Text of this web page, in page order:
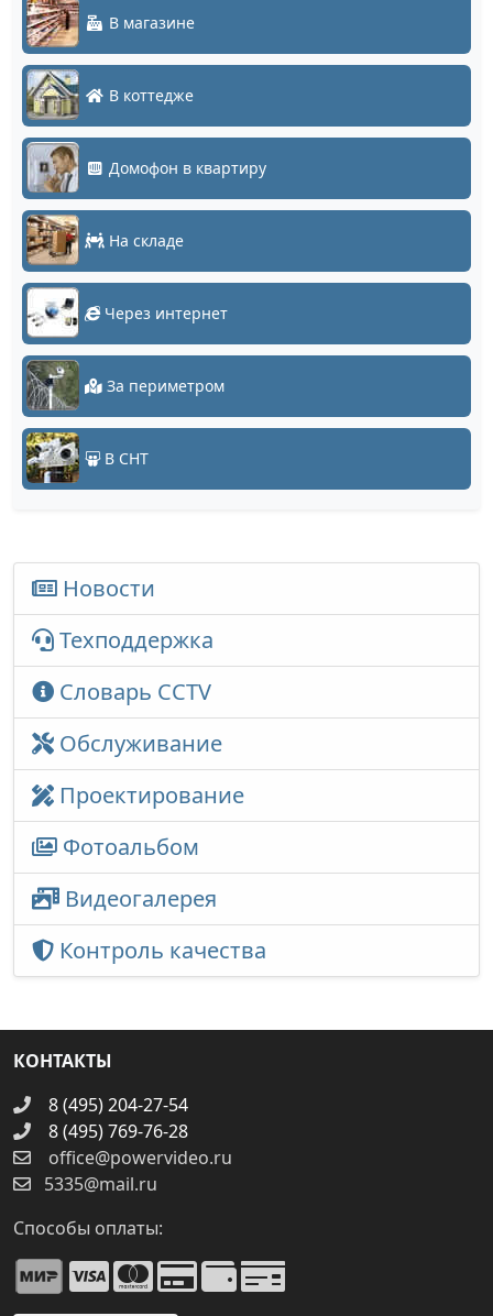
В магазине
В коттедже
Домофон в квартиру
На складе
Через интернет
За периметром
В СНТ
Новости
Техподдержка
Словарь CCTV
Обслуживание
Проектирование
Фотоальбом
Видеогалерея
Контроль качества
КОНТАКТЫ
8 (495) 204-27-54
8 (495) 769-76-28
office@powervideo.ru
5335@mail.ru
Способы оплаты: